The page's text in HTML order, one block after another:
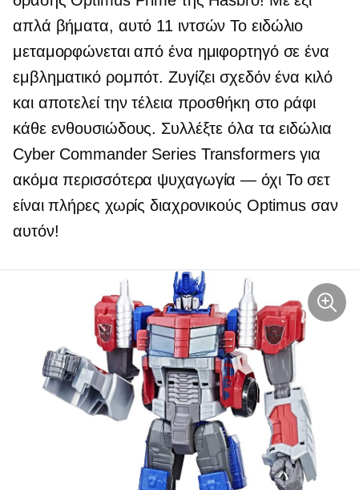
απλά βήματα, αυτό 11 ιντσών Το ειδώλιο
μεταμορφώνεται από ένα ημιφορτηγό σε ένα
εμβληματικό ρομπότ. Ζυγίζει σχεδόν ένα κιλό
και αποτελεί την τέλεια προσθήκη στο ράφι
κάθε ενθουσιώδους. Συλλέξτε όλα τα ειδώλια
Cyber ​​Commander Series Transformers για
ακόμα περισσότερα ψυχαγωγία — όχιΤο σετ
είναι πλήρες χωρίς διαχρονικούς Optimus σαν
αυτόν!